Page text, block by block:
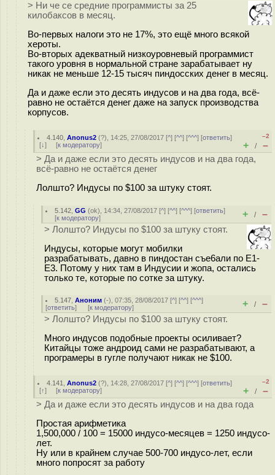
> Ни че се средние программисты за 25
килобаксов в месяц.
Во-первых налоги это не 17%, это ещё много всякой
хероты.
Во-вторых адекватный низкоуровневый программист
такого уровня в нормальной стране зарабатывает ну
никак не меньше 12-15 тысяч пиндосских денег в месяц.
Да и даже если это десять индусов и на два года, всё-
равно не остаётся денег даже на запуск производства
корпусов.
4.140 ,Anonus2 (?), 14:25, 27/08/2017 [^] [^^] [^^^] [ответить]
[↓] [к модератору]
–2
+ / –
> Да и даже если это десять индусов и на два года,
всё-равно не остаётся денег
Лолшто? Индусы по $100 за штуку стоят.
5.142 ,GG (ok), 14:34, 27/08/2017 [^] [^^] [^^^] [ответить]
[к модератору] + / –
> Лолшто? Индусы по $100 за штуку стоят.
Индусы, которые могут мобилки
разрабатывать, давно в пиндостан съе6али по E1-
E3. Потому у них там в Индусии и жопа, остались
только те, которые по сотке за штуку.
5.147 ,Аноним (-), 07:35, 28/08/2017 [^] [^^] [^^^]
[ответить] [к модератору] + / –
> Лолшто? Индусы по $100 за штуку стоят.
Много индусов подобные проекты осиливает?
Китайцы тоже андроид сами не разрабатывают, а
програмеры в гугле получают никак не $100.
4.141 ,Anonus2 (?), 14:28, 27/08/2017 [^] [^^] [^^^] [ответить]
[↑] [к модератору]
–2
+ / –
> Да и даже если это десять индусов и на два года
Простая арифметика
1,500,000 / 100 = 15000 индусо-месяцев = 1250 индусо-
лет.
Ну или в крайнем случае 500-700 индусо-лет, если
много попросят за работу